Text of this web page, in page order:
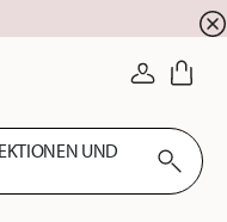
sich 5% EXTRA-
UND